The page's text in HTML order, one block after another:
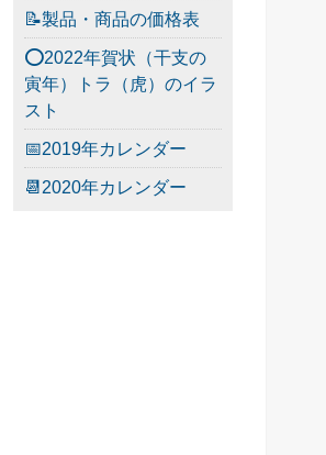
📝製品・商品の価格表
⭕2022年賀状（干支の
寅年）トラ（虎）のイラ
スト
📅2019年カレンダー
📆2020年カレンダー